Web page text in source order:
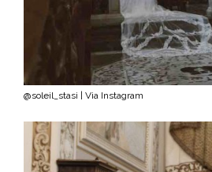
@soleil_stasi | Via Instagram